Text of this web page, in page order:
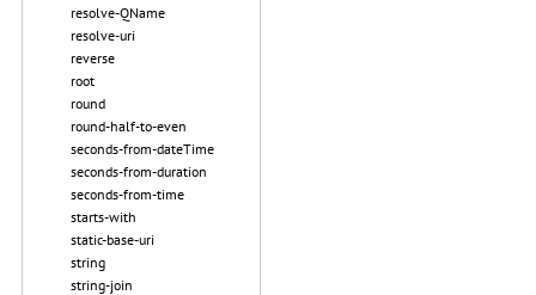
resolve-QName
resolve-uri
reverse
root
round
round-half-to-even
seconds-from-dateTime
seconds-from-duration
seconds-from-time
starts-with
static-base-uri
string
string-join